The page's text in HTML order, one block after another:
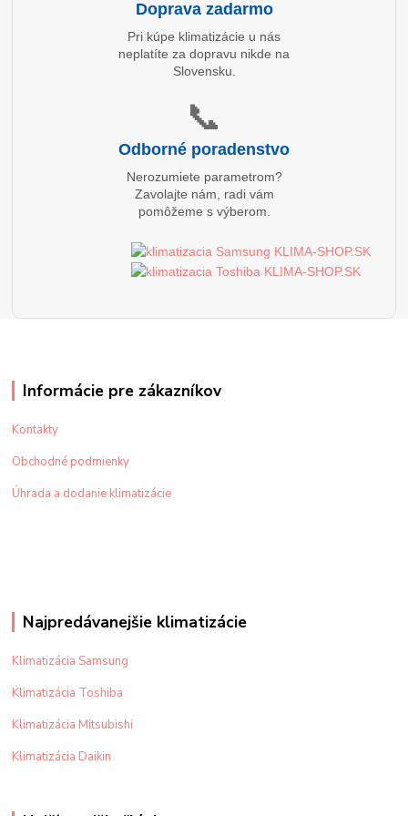
Doprava zadarmo
Pri kúpe klimatizácie u nás
neplatíte za dopravu nikde na
Slovensku.
📞
Odborné poradenstvo
Nerozumiete parametrom?
Zavolajte nám, radi vám
pomôžeme s výberom.
Informácie pre zákazníkov
Kontakty
Obchodné podmienky
Úhrada a dodanie klimatizácie
Najpredávanejšie klimatizácie
Klimatizácia Samsung
Klimatizácia Toshiba
Klimatizácia Mitsubishi
Klimatizácia Daikin